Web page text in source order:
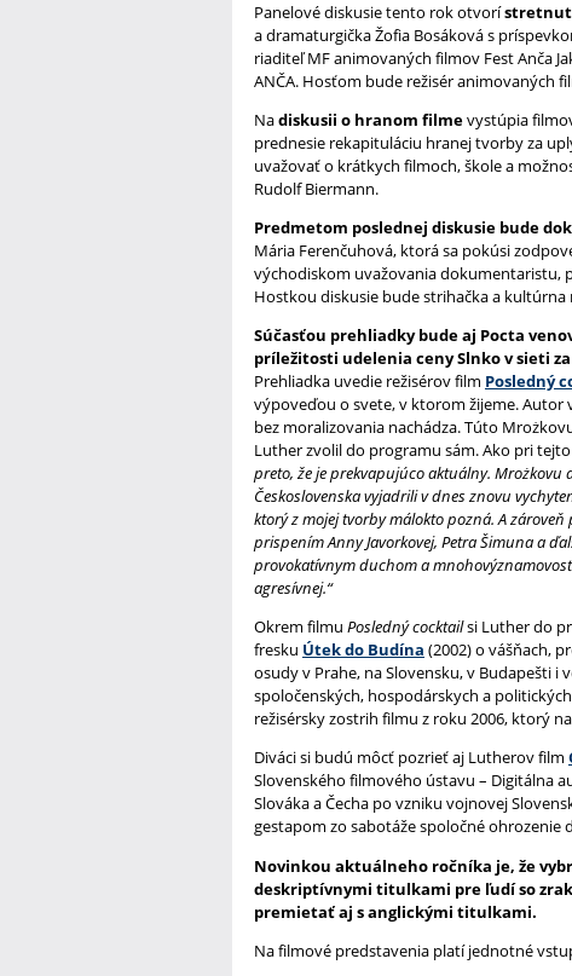
Panelové diskusie tento rok otvorí
a dramaturgička Žofia Bosáková s
riaditeľ MF animovaných filmov Fest Anča
ANČA. Hosťom bude režisér animovaných
Nadiskusii o hranom filmevystúpia
prednesie rekapituláciu hranej tvorby za
uvažovať o krátkych filmoch, škole a
Rudolf Biermann.
Predmetom poslednej diskusie bude
Mária Ferenčuhová, ktorá sa pokúsi
východiskom uvažovania dokumentaristu,
Hostkou diskusie bude strihačka a kultúrna
Súčasťou prehliadky bude aj Pocta
príležitosti udelenia ceny Slnko v sieti
Prehliadka uvedie režisérov film Posledný
výpoveďou o svete, v ktorom žijeme. Autor
bez moralizovania nachádza. Túto
Luther zvolil do programu sám. Ako pri
preto, že je prekvapujúco aktuálny.
Československa vyjadrili v dnes znovu
ktorý z mojej tvorby málokto pozná. A
prispením Anny Javorkovej, Petra Šimuna a
provokatívnym duchom a
agresívnej.“
Okrem filmu Posledný cocktailsi Luther do
fresku Útek do Budína (2002) o vášňach,
osudy v Prahe, na Slovensku, v Budapešti
spoločenských, hospodárskych a
režisérsky zostrih filmu z roku 2006, ktorý
Diváci si budú môcť pozrieť aj Lutherov film
Slovenského filmového ústavu – Digitálna
Slováka a Čecha po vzniku vojnovej
gestapom zo sabotáže spoločné ohrozenie
Novinkou aktuálneho ročníka je, že
deskriptívnymi titulkami pre ľudí so
premietať aj s anglickými titulkami.
Na filmové predstavenia platí jednotné